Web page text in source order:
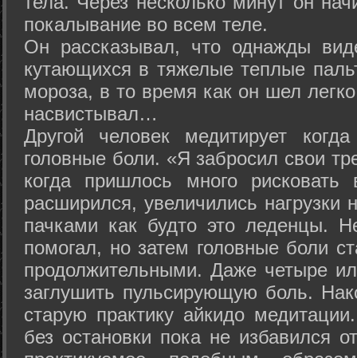
покалывание во всем теле.
Он рассказывал, что однажды
кутающихся в тяжелые теплые
мороза, в то время как он шел
насвистывал…
Другой человек медитирует
головные боли. «Я забросил свои
когда пришлось много
расширился, увеличились нагрузки
пачками как будто это леденцы.
помогал, но затем головные боли
продолжительными. Даже четыре
заглушить пульсирующую боль.
старую практику айкидо
без остановки пока не избавился